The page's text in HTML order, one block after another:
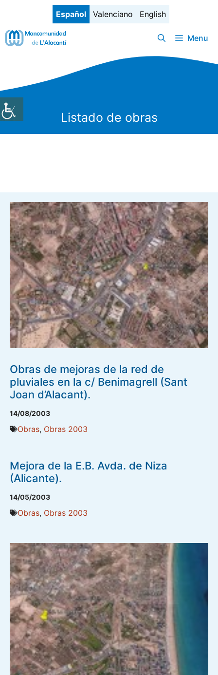
contenido
Español Valenciano English
Menu
Listado de obras
Obras de mejoras de la red de
pluviales en la c/ Benimagrell (Sant
Joan d’Alacant).
14/08/2003
Obras, Obras 2003
Mejora de la E.B. Avda. de Niza
(Alicante).
14/05/2003
Obras, Obras 2003